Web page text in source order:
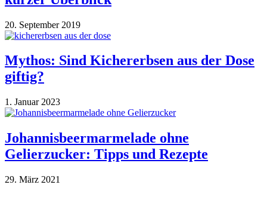
20. September 2019
Mythos: Sind Kichererbsen aus der Dose
giftig?
1. Januar 2023
Johannisbeermarmelade ohne
Gelierzucker: Tipps und Rezepte
29. März 2021